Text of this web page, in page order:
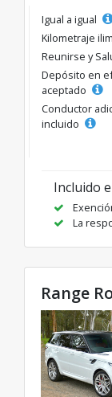
Igual a igual
Kilometraje
Reunirse y
Depósito en
aceptado
Conductor
incluido
Incluido
La
Range